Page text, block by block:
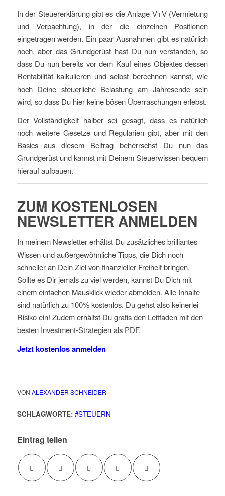
In der Steuererklärung gibt es die Anlage V+V (Vermietung
und Verpachtung), in der die einzelnen Positionen
eingetragen werden. Ein paar Ausnahmen gibt es natürlich
noch, aber das Grundgerüst hast Du nun verstanden, so
dass Du nun bereits vor dem Kauf eines Objektes dessen
Rentabilität kalkulieren und selbst berechnen kannst, wie
hoch Deine steuerliche Belastung am Jahresende sein
wird, so dass Du hier keine bösen Überraschungen erlebst.
Der Vollständigkeit halber sei gesagt, dass es natürlich
noch weitere Gesetze und Regularien gibt, aber mit den
Basics aus diesem Beitrag beherrschst Du nun das
Grundgerüst und kannst mit Deinem Steuerwissen bequem
hierauf aufbauen.
ZUM KOSTENLOSEN
NEWSLETTER ANMELDEN
In meinem Newsletter erhältst Du zusätzliches brilliantes
Wissen und außergewöhnliche Tipps, die Dich noch
schneller an Dein Ziel von finanzieller Freiheit bringen.
Sollte es Dir jemals zu viel werden, kannst Du Dich mit
einem einfachen Mausklick wieder abmelden. Alle Inhalte
sind natürlich zu 100% kostenlos. Du gehst also keinerlei
Risiko ein! Zudem erhältst Du gratis den Leitfaden mit den
besten Investment-Strategien als PDF.
Jetzt kostenlos anmelden
VON ALEXANDER SCHNEIDER
SCHLAGWORTE: #STEUERN
Eintrag teilen